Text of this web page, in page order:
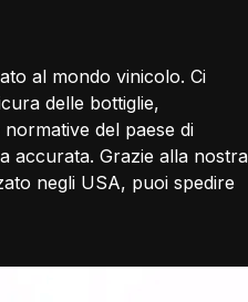
al mondo vinicolo. Ci
delle bottiglie,
del paese di
accurata. Grazie alla nostra
negli USA, puoi spedire